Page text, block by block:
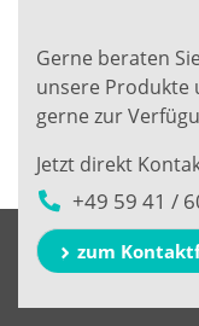
Gerne beraten
unsere Produkte
gerne zur
Jetzt direkt
+49 59 41 /
zum